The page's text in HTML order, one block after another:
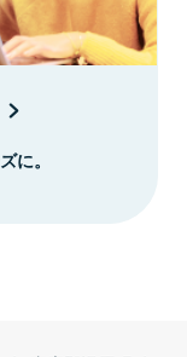
に。